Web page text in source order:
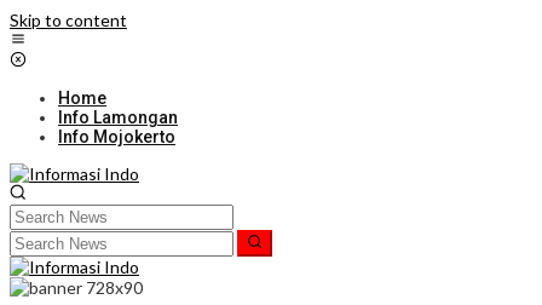
Skip to content
Home
Info Lamongan
Info Mojokerto